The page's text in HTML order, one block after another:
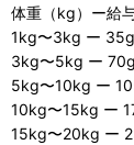
体重（kg）ー給
1kg〜3kg ー
3kg〜5kg ー
5kg〜10kg ー
10kg〜15kg ー
15kg〜20kg ー